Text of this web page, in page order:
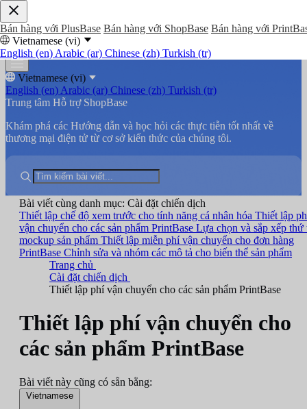
Bán hàng với PlusBase Bán hàng với ShopBase Bán hàng với
Vietnamese (vi)
English (en) Arabic (ar) Chinese (zh) Turkish (tr)
Vietnamese (vi)
English (en) Arabic (ar) Chinese (zh) Turkish (tr)
Trung tâm Hỗ trợ ShopBase
Khám phá các Hướng dẫn và học hỏi các thực tiễn tốt nhất về
thương mại điện tử từ cơ sở kiến thức của chúng tôi.
Bài viết cùng danh mục: Cài đặt chiến dịch
Thiết lập chế độ xem trước cho tính năng cá nhân hóa Thiết lập
vận chuyển cho các sản phẩm PrintBase Lựa chọn và sắp xếp thứ
mockup sản phẩm Thiết lập miễn phí vận chuyển cho đơn hàng
PrintBase Chỉnh sửa và nhóm các mô tả cho biến thể sản phẩm
Trang chủ
Cài đặt chiến dịch
Thiết lập phí vận chuyển cho các sản phẩm PrintBase
Thiết lập phí vận chuyển cho
các sản phẩm PrintBase
Bài viết này cũng có sẵn bằng:
Vietnamese